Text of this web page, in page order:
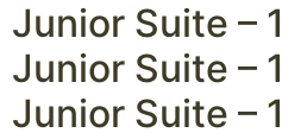
Junior Suite –
Junior Suite –
Junior Suite –